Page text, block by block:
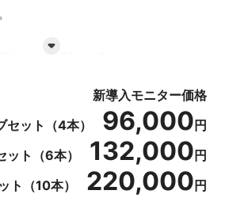
頬を引き上げることに加え、お顔
ージーカーブを意識して糸を配置
新導入モニター価格
セット（4本）
96,000 円
ット（6本）
132,000 円
ト（10本）
220,000 円